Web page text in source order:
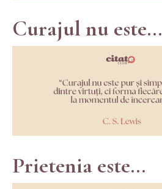
Curajul nu este...
Prietenia este...